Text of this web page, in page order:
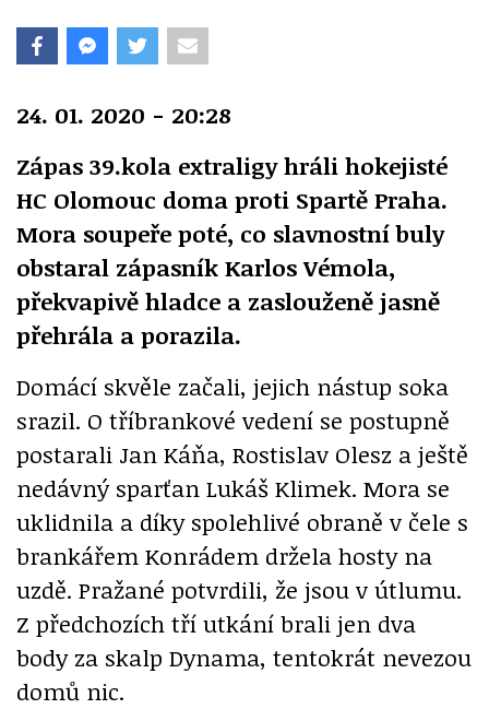
24. 01. 2020 - 20:28
Zápas 39.kola extraligy hráli hokejisté
HC Olomouc doma proti Spartě Praha.
Mora soupeře poté, co slavnostní buly
obstaral zápasník Karlos Vémola,
překvapivě hladce a zaslouženě jasně
přehrála a porazila.
Domácí skvěle začali, jejich nástup soka
srazil. O tříbrankové vedení se postupně
postarali Jan Káňa, Rostislav Olesz a ještě
nedávný sparťan Lukáš Klimek. Mora se
uklidnila a díky spolehlivé obraně v čele s
brankářem Konrádem držela hosty na
uzdě. Pražané potvrdili, že jsou v útlumu.
Z předchozích tří utkání brali jen dva
body za skalp Dynama, tentokrát nevezou
domů nic.